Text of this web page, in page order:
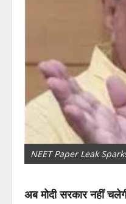
NEET Paper Leak
अब मोदी सरकार नहीं